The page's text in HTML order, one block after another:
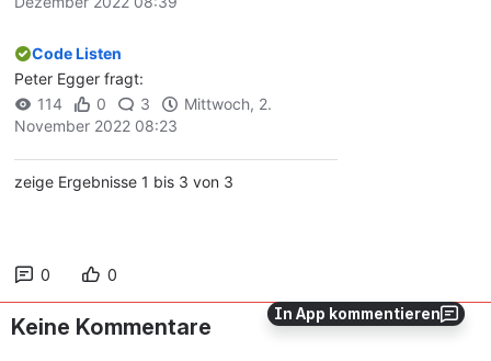
In App kommentieren
0 0
Keine Kommentare